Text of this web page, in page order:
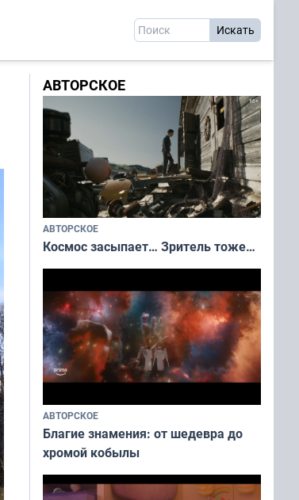
АВТОРСКОЕ
АВТОРСКОЕ
Космос засыпает… Зритель тоже…
АВТОРСКОЕ
Благие знамения: от шедевра до
хромой кобылы